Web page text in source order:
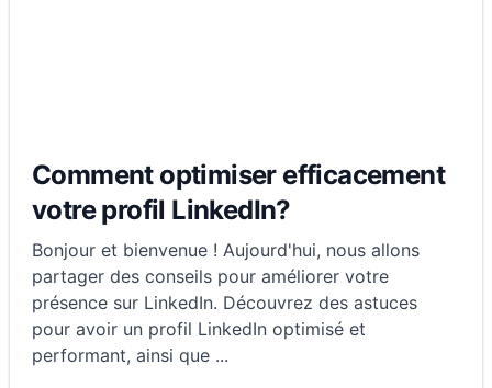
Comment optimiser efficacement
votre profil LinkedIn?
Bonjour et bienvenue ! Aujourd'hui, nous allons
partager des conseils pour améliorer votre
présence sur LinkedIn. Découvrez des astuces
pour avoir un profil LinkedIn optimisé et
performant, ainsi que ...